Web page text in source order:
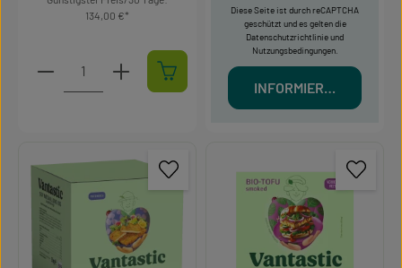
134,00 €
Produkt Anzahl: Gib den gewünschten Wert ein
Diese Seite ist durch reCAPTCHA
geschützt und es gelten die
Datenschutzrichtlinieund
Nutzungsbedingungen.
INFORMIERT MICH